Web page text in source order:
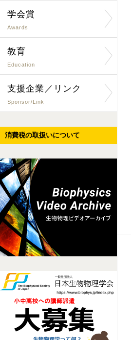
学会賞
Awards
教育
Education
支援企業／リンク
Sponsor/Link
消費税の取扱いについて